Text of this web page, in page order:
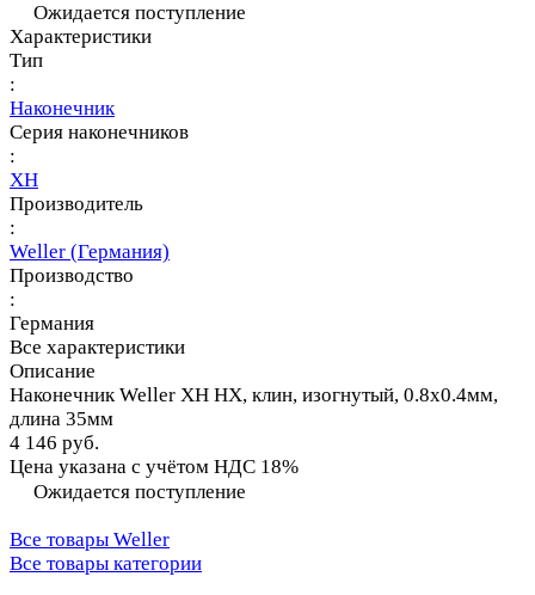
Ожидается поступление
Характеристики
Тип
:
Наконечник
Серия наконечников
:
XH
Производитель
:
Weller (Германия)
Производство
:
Германия
Все характеристики
Описание
Наконечник Weller XH HX, клин, изогнутый, 0.8х0.4мм,
длина 35мм
4 146 руб.
Цена указана с учётом НДС 18%
Ожидается поступление
Все товары Weller
Все товары категории